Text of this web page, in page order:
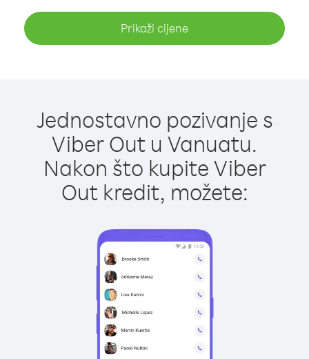
Prikaži cijene
Jednostavno pozivanje s
Viber Out u Vanuatu.
Nakon što kupite Viber
Out kredit, možete: